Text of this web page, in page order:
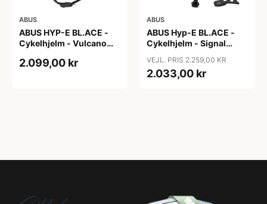
ABUS
ABUS HYP-E BL.ACE -
Cykelhjelm - Vulcano
2.099,00 kr
ABUS
ABUS Hyp-E BL.ACE -
Cykelhjelm - Signal
VEJL. PRIS 2.259,00 KR
2.033,00 kr